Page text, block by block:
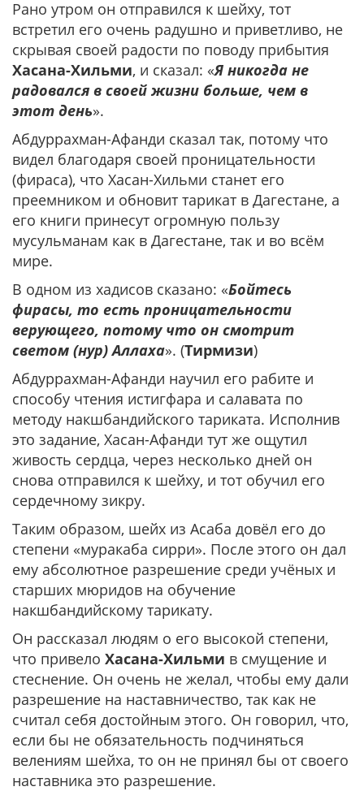
Рано утром он отправился к шейху, тот
встретил его очень радушно и приветливо, не
скрывая своей радости по поводу прибытия
Хасана-Хильми, и сказал: «Я никогда не
радовался в своей жизни больше, чем в
этот день».
Абдуррахман-Афанди сказал так, потому что
видел благодаря своей проницательности
(фираса), что Хасан-Хильми станет его
преемником и обновит тарикат в Дагестане, а
его книги принесут огромную пользу
мусульманам как в Дагестане, так и во всём
мире.
В одном из хадисов сказано: «Бойтесь
фирасы, то есть проницательности
верующего, потому что он смотрит
светом (нур) Аллаха». (Тирмизи)
Абдуррахман-Афанди научил его рабите и
способу чтения истигфара и салавата по
методу накшбандийского тариката. Исполнив
это задание, Хасан-Афанди тут же ощутил
живость сердца, через несколько дней он
снова отправился к шейху, и тот обучил его
сердечному зикру.
Таким образом, шейх из Асаба довёл его до
степени «муракаба сирри». После этого он дал
ему абсолютное разрешение среди учёных и
старших мюридов на обучение
накшбандийскому тарикату.
Он рассказал людям о его высокой степени,
что привело Хасана-Хильми в смущение и
стеснение. Он очень не желал, чтобы ему дали
разрешение на наставничество, так как не
считал себя достойным этого. Он говорил, что,
если бы не обязательность подчиняться
велениям шейха, то он не принял бы от своего
наставника это разрешение.